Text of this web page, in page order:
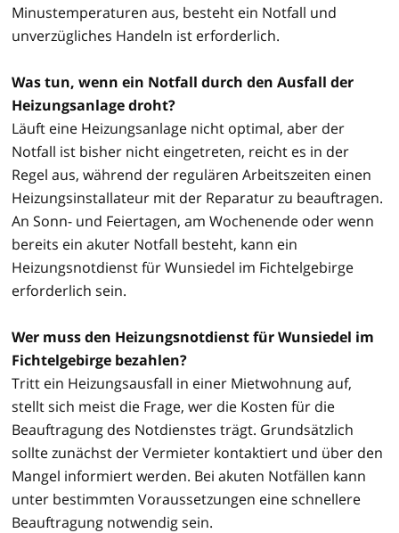
Minustemperaturen aus, besteht ein Notfall und
unverzügliches Handeln ist erforderlich.
Was tun, wenn ein Notfall durch den Ausfall der
Heizungsanlage droht?
Läuft eine Heizungsanlage nicht optimal, aber der
Notfall ist bisher nicht eingetreten, reicht es in der
Regel aus, während der regulären Arbeitszeiten einen
Heizungsinstallateur mit der Reparatur zu beauftragen.
An Sonn- und Feiertagen, am Wochenende oder wenn
bereits ein akuter Notfall besteht, kann ein
Heizungsnotdienst für Wunsiedel im Fichtelgebirge
erforderlich sein.
Wer muss den Heizungsnotdienst für Wunsiedel im
Fichtelgebirge bezahlen?
Tritt ein Heizungsausfall in einer Mietwohnung auf,
stellt sich meist die Frage, wer die Kosten für die
Beauftragung des Notdienstes trägt. Grundsätzlich
sollte zunächst der Vermieter kontaktiert und über den
Mangel informiert werden. Bei akuten Notfällen kann
unter bestimmten Voraussetzungen eine schnellere
Beauftragung notwendig sein.